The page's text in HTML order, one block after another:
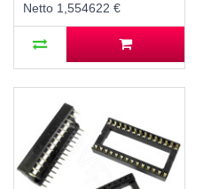
Netto 1,554622 €